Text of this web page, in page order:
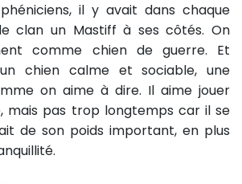
il y avait dans chaque
clan un Mastiff à ses côtés. On
comme chien de guerre. Et
chien calme et sociable, une
on aime à dire. Il aime jouer
mais pas trop longtemps car il se
de son poids important, en plus